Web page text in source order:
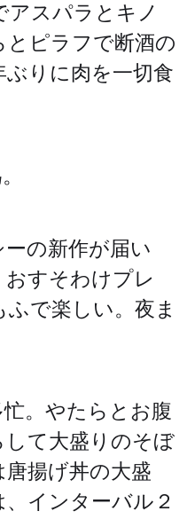
アスパラとキノ
とピラフで断酒の
りに肉を一切食
の新作が届い
すそわけプレ
で楽しい。夜ま
。やたらとお腹
して大盛りのそぼ
揚げ丼の大盛
インターバル２